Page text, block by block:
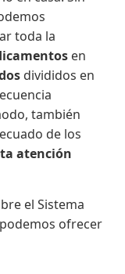
toda la
en
divididos en
también
de los
atención
el Sistema
ofrecer